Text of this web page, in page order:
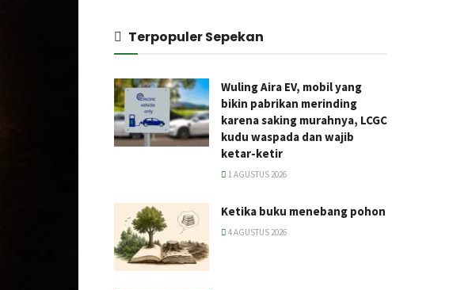
Terpopuler Sepekan
Wuling Aira EV, mobil yang
bikin pabrikan merinding
karena saking murahnya, LCGC
kudu waspada dan wajib
ketar-ketir
1 AGUSTUS 2026
Ketika buku menebang pohon
4 AGUSTUS 2026